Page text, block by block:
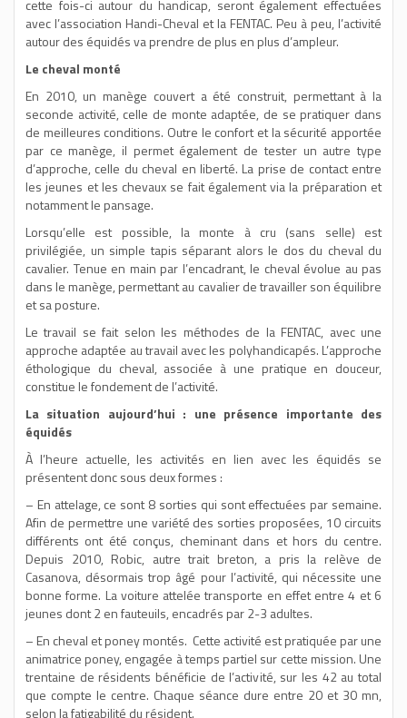
cette fois-ci autour du handicap, seront également effectuées
avec l’association Handi-Cheval et la FENTAC. Peu à peu, l’activité
autour des équidés va prendre de plus en plus d’ampleur.
Le cheval monté
En 2010, un manège couvert a été construit, permettant à la
seconde activité, celle de monte adaptée, de se pratiquer dans
de meilleures conditions. Outre le confort et la sécurité apportée
par ce manège, il permet également de tester un autre type
d’approche, celle du cheval en liberté. La prise de contact entre
les jeunes et les chevaux se fait également via la préparation et
notamment le pansage.
Lorsqu’elle est possible, la monte à cru (sans selle) est
privilégiée, un simple tapis séparant alors le dos du cheval du
cavalier. Tenue en main par l’encadrant, le cheval évolue au pas
dans le manège, permettant au cavalier de travailler son équilibre
et sa posture.
Le travail se fait selon les méthodes de la FENTAC, avec une
approche adaptée au travail avec les polyhandicapés. L’approche
éthologique du cheval, associée à une pratique en douceur,
constitue le fondement de l’activité.
La situation aujourd’hui : une présence importante des
équidés
À l’heure actuelle, les activités en lien avec les équidés se
présentent donc sous deux formes :
– En attelage, ce sont 8 sorties qui sont effectuées par semaine.
Afin de permettre une variété des sorties proposées, 10 circuits
différents ont été conçus, cheminant dans et hors du centre.
Depuis 2010, Robic, autre trait breton, a pris la relève de
Casanova, désormais trop âgé pour l’activité, qui nécessite une
bonne forme. La voiture attelée transporte en effet entre 4 et 6
jeunes dont 2 en fauteuils, encadrés par 2-3 adultes.
– En cheval et poney montés. Cette activité est pratiquée par une
animatrice poney, engagée à temps partiel sur cette mission. Une
trentaine de résidents bénéficie de l’activité, sur les 42 au total
que compte le centre. Chaque séance dure entre 20 et 30 mn,
selon la fatigabilité du résident.